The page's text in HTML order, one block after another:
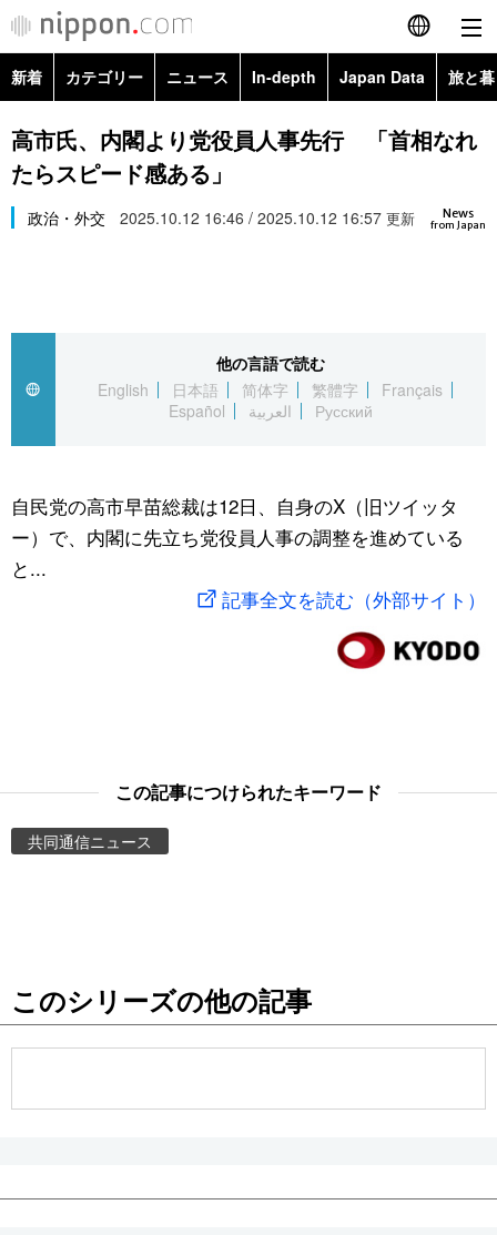
English
简体字
Русский
カテゴリー
経済・ビジネス
国際
文化
トップ
アーカイブ
In-depth
Japan Data
動画/Live
People
新着 カテゴリー ニュース In-depth Japan Data 旅と
政治・外交
経済・ビジネス
スポーツ・東京2020
Topics
高市氏、内閣より党役員人事先行 「首相なれ
たらスピード感ある」
News
from Japan
政治・外交 2025.10.12 16:46 / 2025.10.12 16:57 更新
他の言語で読む
English
日本語 简体字 繁體字
Français
Español
العربية Русский
自民党の高市早苗総裁は12日、自身のX（旧ツイッタ
ー）で、内閣に先立ち党役員人事の調整を進めている
と...
記事全文を読む（外部サイト）
この記事につけられたキーワード
共同通信ニュース
このシリーズの他の記事